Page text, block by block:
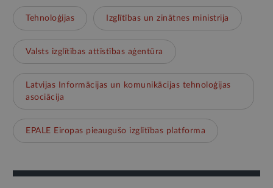
Tehnoloģijas Izglītības un zinātnes ministrija
Valsts izglītības attīstības aģentūra
Latvijas Informācijas un komunikācijas tehnoloģijas
asociācija
EPALE Eiropas pieaugušo izglītības platforma